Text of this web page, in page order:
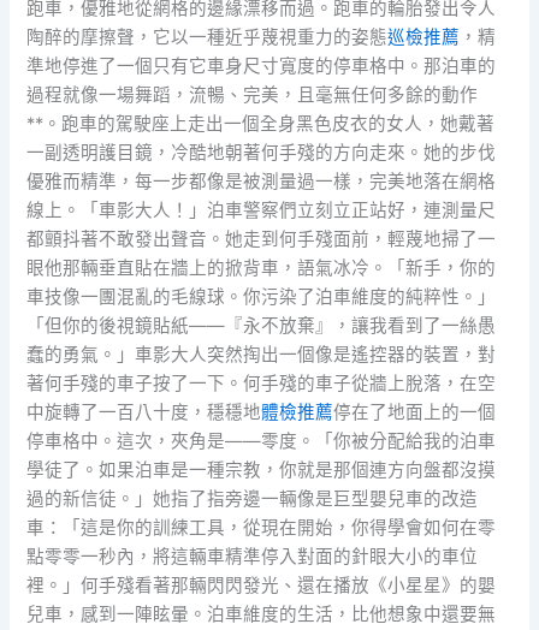
跑車，優雅地從網格的邊緣漂移而過。跑車的輪胎發出令人
陶醉的摩擦聲，它以一種近乎蔑視重力的姿態巡檢推薦 ，精
準地停進了一個只有它車身尺寸寬度的停車格中。那泊車的
過程就像一場舞蹈，流暢、完美，且毫無任何多餘的動作
**。跑車的駕駛座上走出一個全身黑色皮衣的女人，她戴著
一副透明護目鏡，冷酷地朝著何手殘的方向走來。她的步伐
優雅而精準，每一步都像是被測量過一樣，完美地落在網格
線上。「車影大人！」泊車警察們立刻立正站好，連測量尺
都顫抖著不敢發出聲音。她走到何手殘面前，輕蔑地掃了一
眼他那輛垂直貼在牆上的掀背車，語氣冰冷。「新手，你的
車技像一團混亂的毛線球。你污染了泊車維度的純粹性。」
「但你的後視鏡貼紙——『永不放棄』，讓我看到了一絲愚
蠢的勇氣。」車影大人突然掏出一個像是遙控器的裝置，對
著何手殘的車子按了一下。何手殘的車子從牆上脫落，在空
中旋轉了一百八十度，穩穩地體檢推薦停在了地面上的一個
停車格中。這次，夾角是——零度。「你被分配給我的泊車
學徒了。如果泊車是一種宗教，你就是那個連方向盤都沒摸
過的新信徒。」她指了指旁邊一輛像是巨型嬰兒車的改造
車：「這是你的訓練工具，從現在開始，你得學會如何在零
點零零一秒內，將這輛車精準停入對面的針眼大小的車位
裡。」何手殘看著那輛閃閃發光、還在播放《小星星》的嬰
兒車，感到一陣眩暈。泊車維度的生活，比他想象中還要無